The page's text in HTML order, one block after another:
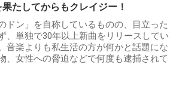
たしてからもクレイジー！
ドン」を自称しているものの、目立った
、単独で30年以上新曲をリリースしてい
音楽よりも私生活の方が何かと話題にな
、女性への脅迫などで何度も逮捕されて